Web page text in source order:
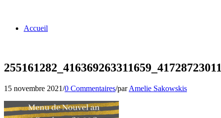
Accueil
Nos menus
15 novembre 2021/0 Commentaires/parAmelie Sakowskis